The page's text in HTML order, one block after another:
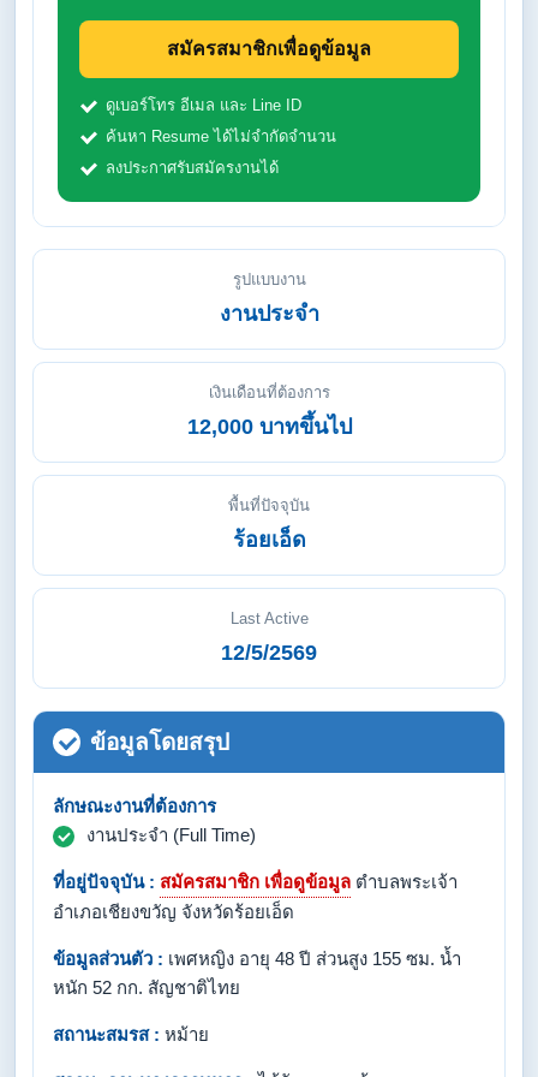
สมัครสมาชิกเพื่อดูข้อมูล
ดูเบอร์โทร อีเมล และ Line ID
ค้นหา Resume ได้ไม่จำกัดจำนวน
ลงประกาศรับสมัครงานได้
รูปแบบงาน
งานประจำ
เงินเดือนที่ต้องการ
12,000 บาทขึ้นไป
พื้นที่ปัจจุบัน
ร้อยเอ็ด
Last Active
12/5/2569
ข้อมูลโดยสรุป
ลักษณะงานที่ต้องการ
งานประจำ (Full Time)
ที่อยู่ปัจจุบัน : สมัครสมาชิก เพื่อดูข้อมูล ตำบลพระเจ้า
อำเภอเชียงขวัญ จังหวัดร้อยเอ็ด
ข้อมูลส่วนตัว : เพศหญิง อายุ 48 ปี ส่วนสูง 155 ซม. น้ำ
หนัก 52 กก. สัญชาติไทย
สถานะสมรส : หม้าย